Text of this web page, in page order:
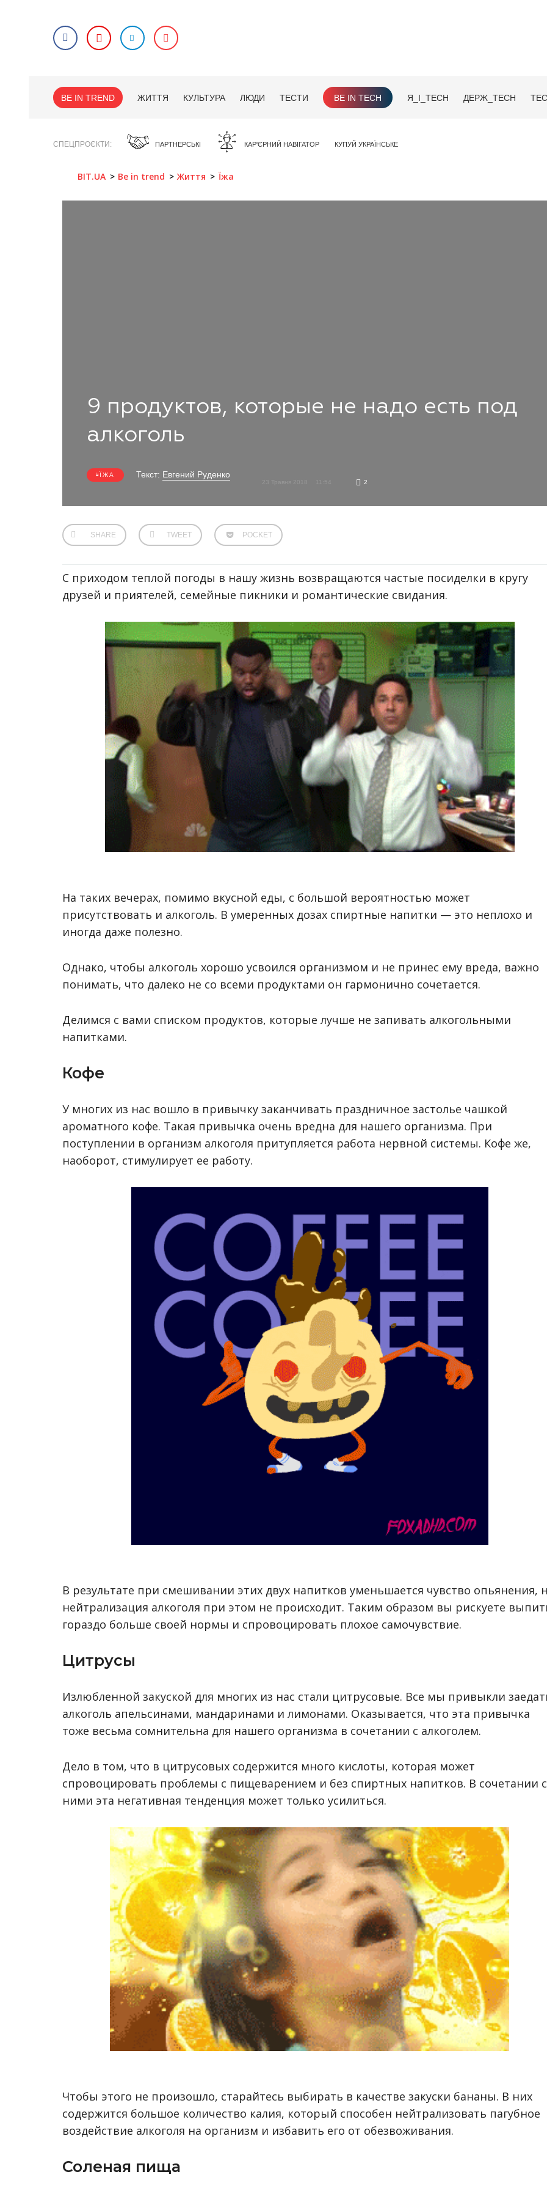
BE IN TREND ЖИТТЯ КУЛЬТУРА ЛЮДИ ТЕСТИ BE IN TECH Я_І_TECH ДЕРЖ_TECH
СПЕЦПРОЄКТИ ПАРТНЕРСЬКІ КАР'ЄРНИЙ НАВІГАТОР КУПУЙ УКРАЇНСЬКЕ
BIT.UA Be in trend Життя Їжа
9 продуктов, которые не надо есть под
алкоголь
ЇЖА Текст: Евгений Руденко
2
SHARE TWEET POCKET
С приходом теплой погоды в нашу жизнь возвращаются частые посиделки в кругу
друзей и приятелей, семейные пикники и романтические свидания.
На таких вечерах, помимо вкусной еды, с большой вероятностью может
присутствовать и алкоголь. В умеренных дозах спиртные напитки — это неплохо и
иногда даже полезно.
Однако, чтобы алкоголь хорошо усвоился организмом и не принес ему вреда, важно
понимать, что далеко не со всеми продуктами он гармонично сочетается.
Делимся с вами списком продуктов, которые лучше не запивать алкогольными
напитками.
Кофе
У многих из нас вошло в привычку заканчивать праздничное застолье чашкой
ароматного кофе. Такая привычка очень вредна для нашего организма. При
поступлении в организм алкоголя притупляется работа нервной системы. Кофе же,
наоборот, стимулирует ее работу.
В результате при смешивании этих двух напитков уменьшается чувство опьянения,
нейтрализация алкоголя при этом не происходит. Таким образом вы рискуете
гораздо больше своей нормы и спровоцировать плохое самочувствие.
Цитрусы
Излюбленной закуской для многих из нас стали цитрусовые. Все мы привыкли
алкоголь апельсинами, мандаринами и лимонами. Оказывается, что эта привычка
тоже весьма сомнительна для нашего организма в сочетании с алкоголем.
Дело в том, что в цитрусовых содержится много кислоты, которая может
спровоцировать проблемы с пищеварением и без спиртных напитков. В сочетании с
ними эта негативная тенденция может только усилиться.
Чтобы этого не произошло, старайтесь выбирать в качестве закуски бананы. В них
содержится большое количество калия, который способен нейтрализовать пагубное
воздействие алкоголя на организм и избавить его от обезвоживания.
Соленая пища